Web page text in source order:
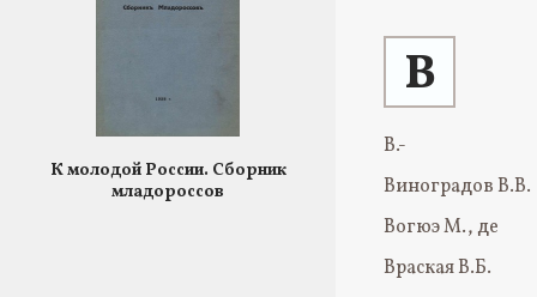
К молодой России. Сборник
младороссов
В
В.-
Виноградов В.В.
Вогюэ М., де
Враская В.Б.